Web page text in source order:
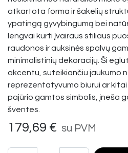
atkartota forma ir šakelių
ypatingą gyvybingumą bei
lengvai kurti įvairaus stiliaus
raudonos ir auksinės spalvų
minimalistinių dekoracijų. Ši
akcentu, suteikiančiu jaukumo
reprezentatyvumo biurui ar kitai
pajūrio gamtos simbolis, įneša
šventes.
179,69 € su PVM